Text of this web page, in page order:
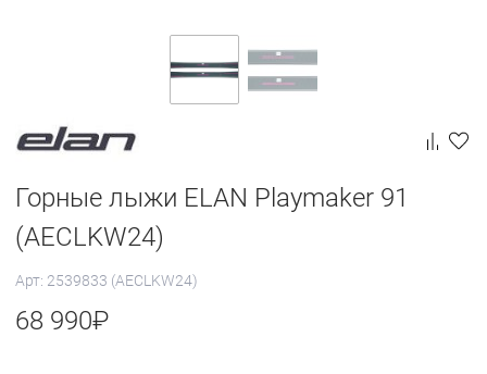
Горные лыжи ELAN Playmaker 91
(AECLKW24)
Арт: 2539833 (AECLKW24)
68 990₽